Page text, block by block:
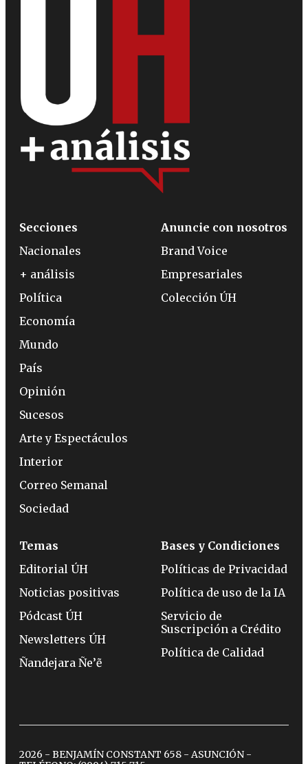
Secciones
Nacionales
+ análisis
Política
Economía
Mundo
País
Opinión
Sucesos
Arte y Espectáculos
Interior
Correo Semanal
Sociedad
Anuncie con nosotros
Brand Voice
Empresariales
Colección ÚH
Temas
Editorial ÚH
Noticias positivas
Pódcast ÚH
Newsletters ÚH
Ñandejara Ñe’ẽ
Bases y Condiciones
Políticas de Privacidad
Política de uso de la IA
Servicio de
Suscripción a Crédito
Política de Calidad
2026 - BENJAMÍN CONSTANT 658 - ASUNCIÓN -